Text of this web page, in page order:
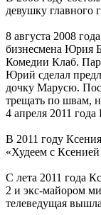
девушку главного
8 августа 2008
бизнесмена Юрия
Комедии Клаб.
Юрий сделал
дочку Марусю.
трещать по швам,
4 апреля 2011
В 2011 году
«Худеем с
С лета 2011 года
2 и экс-майором
телеведущая